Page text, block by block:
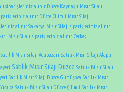
siparişleriniz alınır Düzce Kaynaşlı Mısır Silajı
alınır Düzce Çilimli Mısır Silajı
alınır Sakarya Mısır Silajı siparişleriniz alınır
Mısır Silajı siparişleriniz alınır Çerkeş
Satılık Mısır Silajı Adapazarı Satılık Mısır Silajı Alaplı
Satılık Mısır Silajı Düzce Satılık Mısır Silajı
Satılık Mısır Silajı Düzce Gümüşova Satılık Mısır
Satılık Mısır Silajı Düzce Çilimli Satılık Mısır